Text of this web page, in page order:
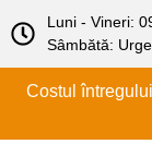
Luni - Vineri:
Sâmbătă:
Costul